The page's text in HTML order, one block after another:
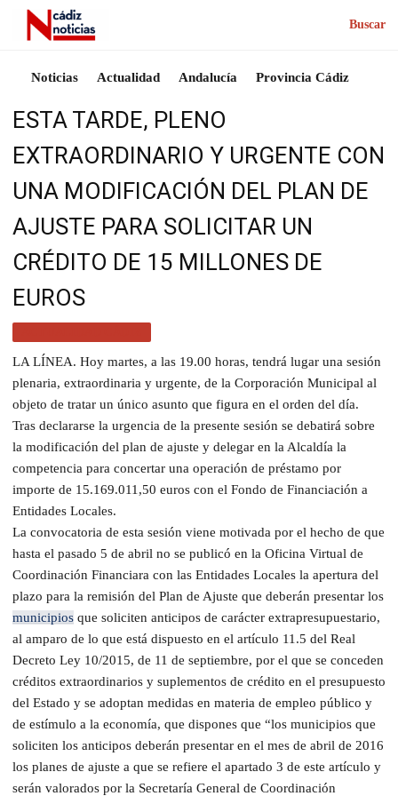
Buscar
Noticias Actualidad Andalucía Provincia Cádiz
ESTA TARDE, PLENO
EXTRAORDINARIO Y URGENTE CON
UNA MODIFICACIÓN DEL PLAN DE
AJUSTE PARA SOLICITAR UN
CRÉDITO DE 15 MILLONES DE
EUROS
LA LÍNEA. Hoy martes, a las 19.00 horas, tendrá lugar una sesión
plenaria, extraordinaria y urgente, de la Corporación Municipal al
objeto de tratar un único asunto que figura en el orden del día.
Tras declararse la urgencia de la presente sesión se debatirá sobre
la modificación del plan de ajuste y delegar en la Alcaldía la
competencia para concertar una operación de préstamo por
importe de 15.169.011,50 euros con el Fondo de Financiación a
Entidades Locales.
La convocatoria de esta sesión viene motivada por el hecho de que
hasta el pasado 5 de abril no se publicó en la Oficina Virtual de
Coordinación Financiara con las Entidades Locales la apertura del
plazo para la remisión del Plan de Ajuste que deberán presentar los
municipios que soliciten anticipos de carácter extrapresupuestario,
al amparo de lo que está dispuesto en el artículo 11.5 del Real
Decreto Ley 10/2015, de 11 de septiembre, por el que se conceden
créditos extraordinarios y suplementos de crédito en el presupuesto
del Estado y se adoptan medidas en materia de empleo público y
de estímulo a la economía, que dispones que “los municipios que
soliciten los anticipos deberán presentar en el mes de abril de 2016
los planes de ajuste a que se refiere el apartado 3 de este artículo y
serán valorados por la Secretaría General de Coordinación